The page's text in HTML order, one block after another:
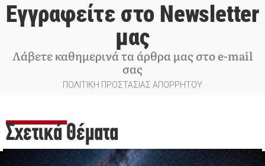
Εγγραφείτε στο Newsletter
μας
Λάβετε καθημερινά τα άρθρα μας στο e-mail
σας
ΠΟΛΙΤΙΚΗ ΠΡΟΣΤΑΣΙΑΣ ΑΠΟΡΡΗΤΟΥ
Σχετικά Θέματα